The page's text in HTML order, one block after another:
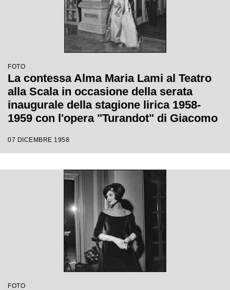
FOTO
La contessa Alma Maria Lami al Teatro
alla Scala in occasione della serata
inaugurale della stagione lirica 1958-
1959 con l'opera "Turandot" di Giacomo
regia di Margherita Walmann
07 DICEMBRE 1958
FOTO